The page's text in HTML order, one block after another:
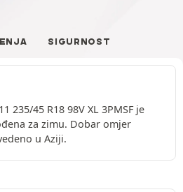
SIGURNOST
235/45 R18 98V XL 3PMSF je
za zimu. Dobar omjer
u Aziji.